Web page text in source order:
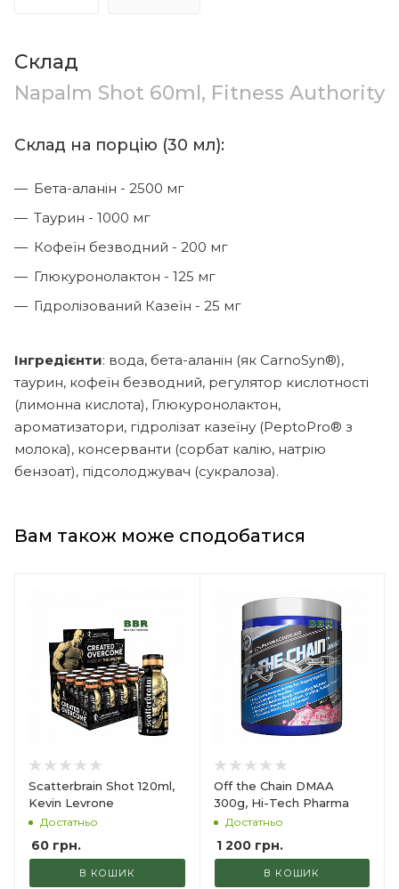
Склад
Napalm Shot 60ml, Fitness Authority
Склад на порцію (30 мл):
Бета-аланін - 2500 мг
Таурин - 1000 мг
Кофеїн безводний - 200 мг
Глюкуронолактон - 125 мг
Гідролізований Казеїн - 25 мг
Інгредієнти: вода, бета-аланін (як CarnoSyn®),
таурин, кофеїн безводний, регулятор кислотності
(лимонна кислота), Глюкуронолактон,
ароматизатори, гідролізат казеїну (PeptoPro® з
молока), консерванти (сорбат калію, натрію
бензоат), підсолоджувач (сукралоза).
Вам також може сподобатися
Scatterbrain Shot 120ml,
Kevin Levrone
Достатньо
60 грн.
В КОШИК
Off the Chain DMAA
300g, Hi-Tech Pharma
Достатньо
1 200грн.
В КОШИК